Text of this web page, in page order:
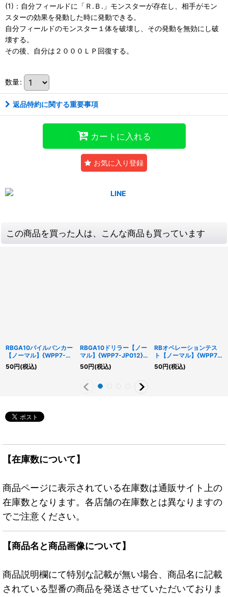
(1)：自分フィールドに「Ｒ.Ｂ.」モンスターが存在し、相手がモン
スターの効果を発動した時に発動できる。
自分フィールドのモンスター１体を破壊し、その発動を無効にし破
壊する。
その後、自分は２０００ＬＰ回復する。
数量:
返品特約に関する重要事項
カートに入れる
お気に入り登録
この商品を買った人は、こんな商品も買っています
RBGA10パイルバンカー
【ノーマル】{WPP7-
JP017}《モンスター》
50円(税込)
RBGA10ドリラー【ノー
マル】{WPP7-JP012}
《モンスター》
50円(税込)
RBオペレーションテス
ト【ノーマル】{WPP7-
JP023}《魔法》
50円(税込)
【在庫数について】
商品ページに表示されている在庫数は通販サイト上の
在庫数となります。各店舗の在庫数とは異なりますの
でご注意ください。
【商品名と商品画像について】
商品説明欄にて特別な記載が無い場合、商品名に記載
されている型番の商品を発送させていただいておりま